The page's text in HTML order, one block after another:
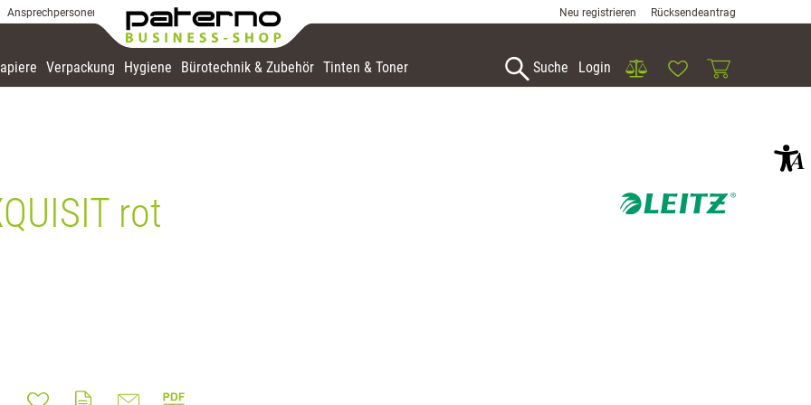
Ansprechpersonen Neu registrieren Rücksendeantrag
Suche Login VergleichWunschlisteWarenkorb
Verpackung Hygiene Bürotechnik & Zubehör Tinten & Toner
rot